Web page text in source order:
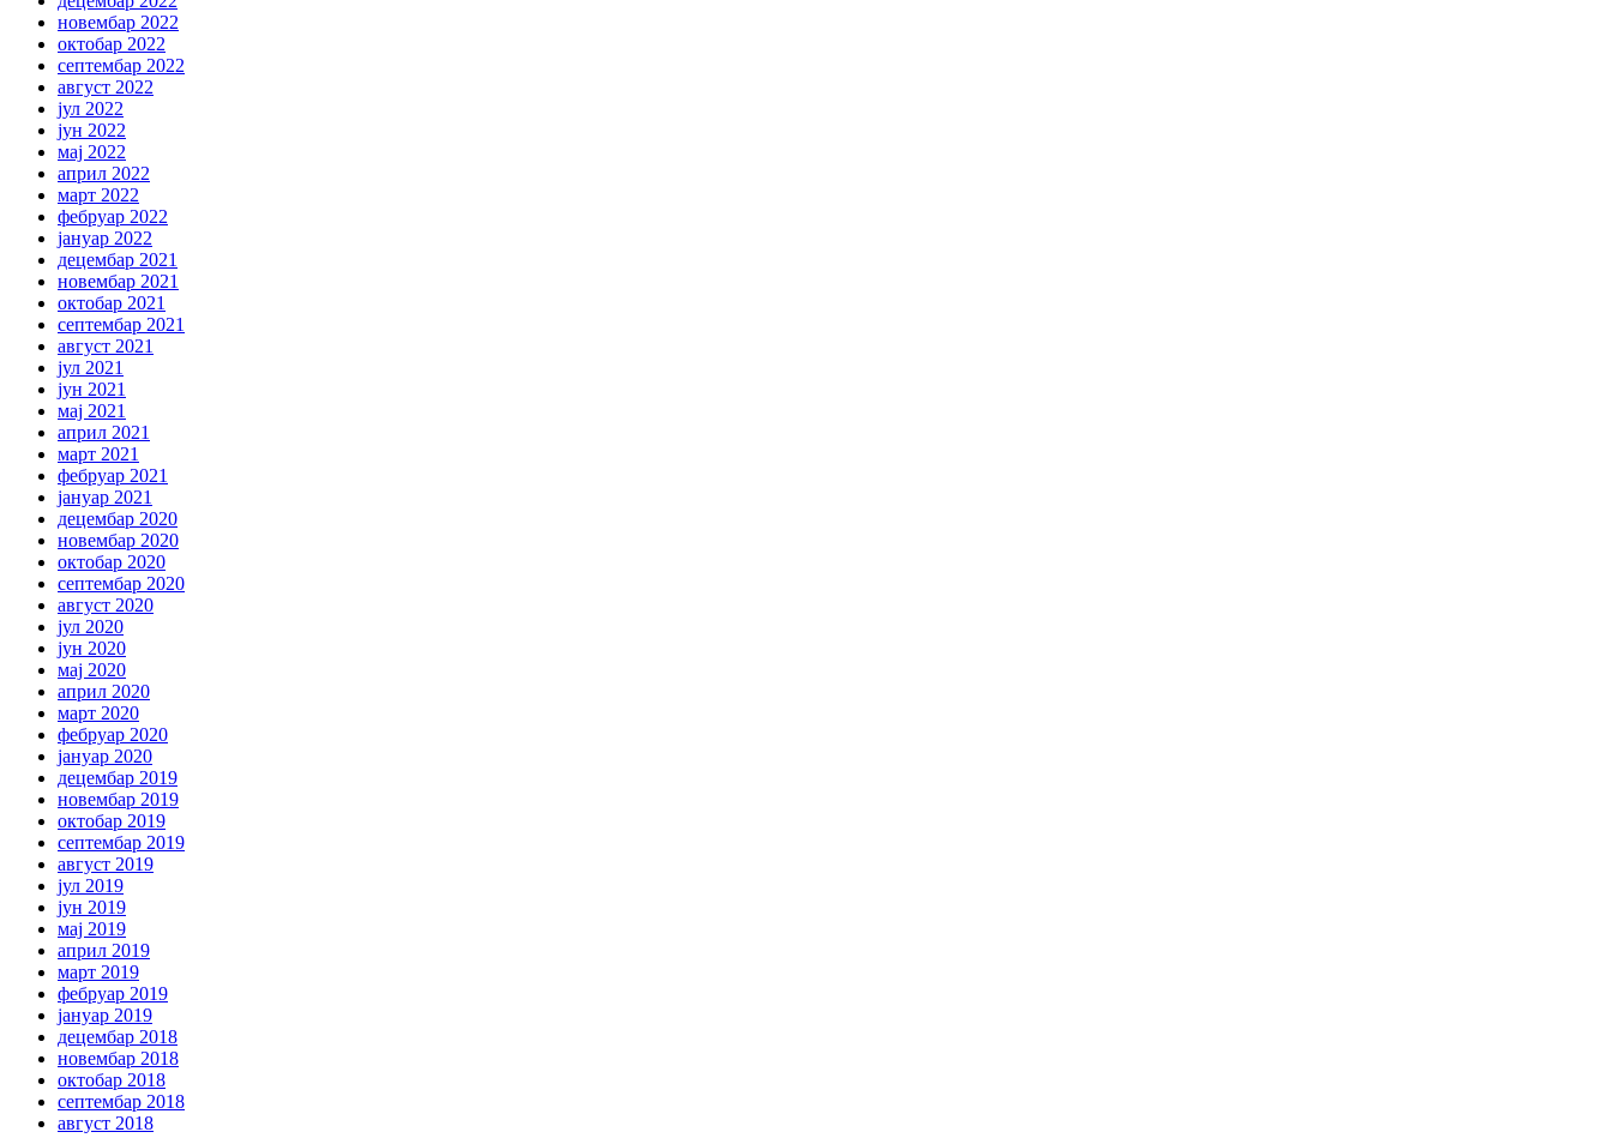
новембар 2022
октобар 2022
септембар 2022
август 2022
јул 2022
јун 2022
мај 2022
април 2022
март 2022
фебруар 2022
јануар 2022
децембар 2021
новембар 2021
октобар 2021
септембар 2021
август 2021
јул 2021
јун 2021
мај 2021
април 2021
март 2021
фебруар 2021
јануар 2021
децембар 2020
новембар 2020
октобар 2020
септембар 2020
август 2020
јул 2020
јун 2020
мај 2020
април 2020
март 2020
фебруар 2020
јануар 2020
децембар 2019
новембар 2019
октобар 2019
септембар 2019
август 2019
јул 2019
јун 2019
мај 2019
април 2019
март 2019
фебруар 2019
јануар 2019
децембар 2018
новембар 2018
октобар 2018
септембар 2018
август 2018